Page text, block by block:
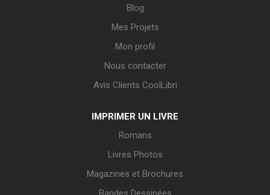
Blog
Mes Projets
Mon profil
Nous contacter
Avis Clients CoolLibri
IMPRIMER UN LIVRE
Romans
Livres Photos
Magazines et Brochures